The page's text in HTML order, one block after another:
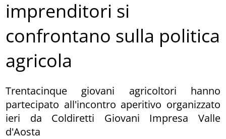
imprenditori si
confrontano sulla politica
agricola
Trentacinque giovani agricoltori hanno
partecipato all'incontro aperitivo organizzato
ieri da Coldiretti Giovani Impresa Valle
d'Aosta